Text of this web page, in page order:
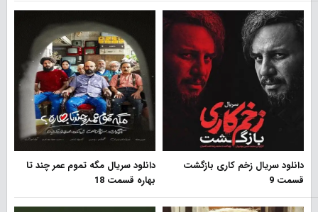
دانلود سریال زخم کاری بازگشت
قسمت 9
دانلود سریال مگه تموم عمر چند تا
بهاره قسمت 18